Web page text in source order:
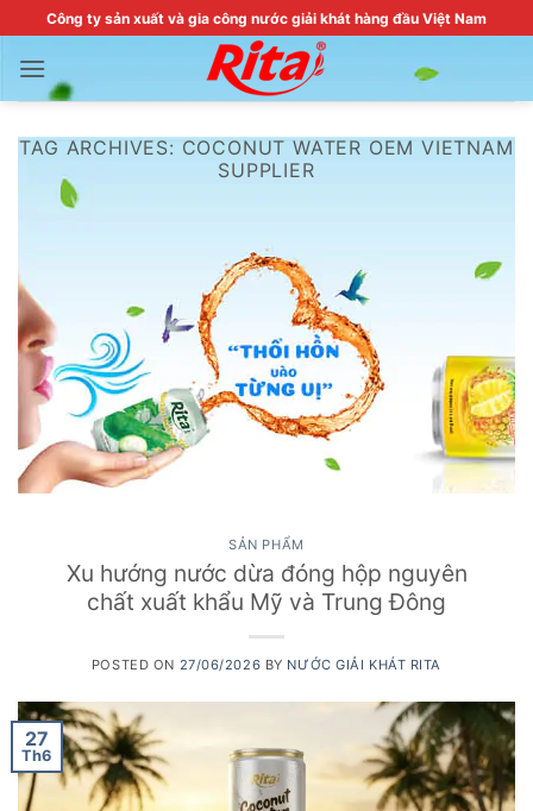
to
content
Công ty sản xuất và gia công nước giải khát hàng đầu Việt Nam
TAG ARCHIVES: COCONUT WATER OEM VIETNAM
SUPPLIER
SẢN PHẨM
Xu hướng nước dừa đóng hộp nguyên
chất xuất khẩu Mỹ và Trung Đông
POSTED ON 27/06/2026 BY NƯỚC GIẢI KHÁT RITA
27
Th6